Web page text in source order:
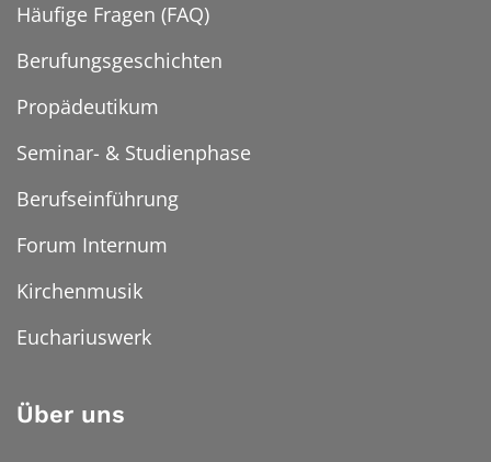
Häufige Fragen (FAQ)
Berufungsgeschichten
Propädeutikum
Seminar- & Studienphase
Berufseinführung
Forum Internum
Kirchenmusik
Euchariuswerk
Über uns